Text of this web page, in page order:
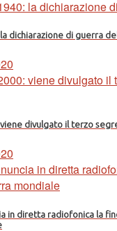
dichiarazione di guerra
viene divulgato il terzo
in diretta radiofonica la